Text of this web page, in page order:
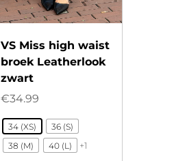
VS Miss high waist
broek Leatherlook
zwart
€34.99
34 (XS)
36 (S)
38 (M)
40 (L) +1